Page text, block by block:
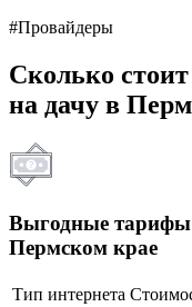
#Провайдеры
Сколько
на дачу в
Выгодные тарифы
Пермском крае
Тип интернета